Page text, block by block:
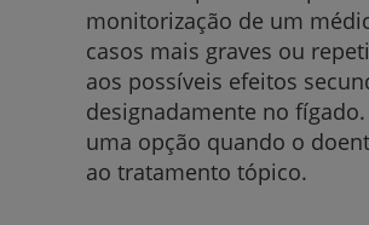
monitorização de um
casos mais graves ou
aos possíveis efeitos
designadamente no
uma opção quando o
ao tratamento tópico.